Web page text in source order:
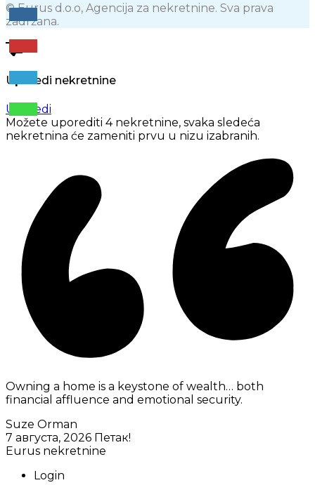
© Eurus d.o.o, Agencija za nekretnine. Sva prava
zadržana.
Uporedi nekretnine
Uporedi
Možete uporediti 4 nekretnine, svaka sledeća
nekretnina će zameniti prvu u nizu izabranih.
Owning a home is a keystone of wealth… both
financial affluence and emotional security.
Suze Orman
7 августа, 2026 Петак!
Eurus nekretnine
Login